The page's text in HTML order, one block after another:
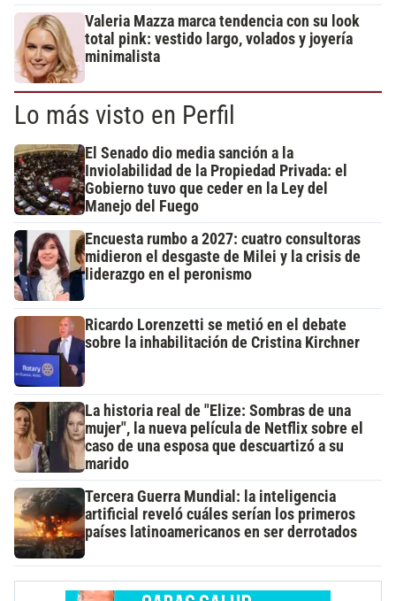
Valeria Mazza marca tendencia con su look
total pink: vestido largo, volados y joyería
minimalista
Lo más visto en Perfil
El Senado dio media sanción a la
Inviolabilidad de la Propiedad Privada: el
Gobierno tuvo que ceder en la Ley del
Manejo del Fuego
Encuesta rumbo a 2027: cuatro consultoras
midieron el desgaste de Milei y la crisis de
liderazgo en el peronismo
Ricardo Lorenzetti se metió en el debate
sobre la inhabilitación de Cristina Kirchner
La historia real de "Elize: Sombras de una
mujer", la nueva película de Netflix sobre el
caso de una esposa que descuartizó a su
marido
Tercera Guerra Mundial: la inteligencia
artificial reveló cuáles serían los primeros
países latinoamericanos en ser derrotados